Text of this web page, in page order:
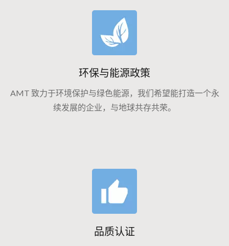
环保与能源政策
AMT 致力于环境保护与绿色能源，我们希望能打造一个永
续发展的企业，与地球共存共荣。
品质认证